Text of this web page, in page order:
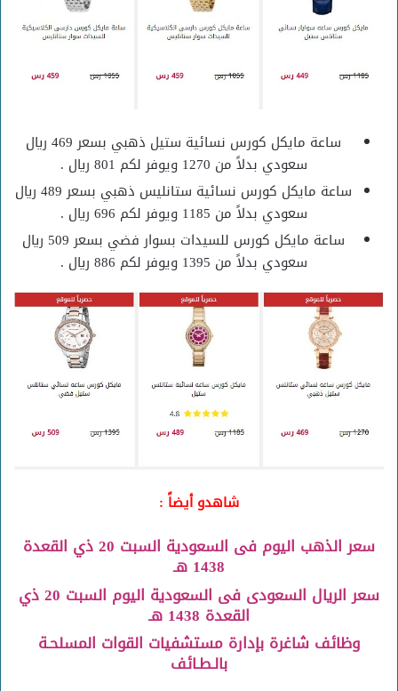
ساعة مايكل كورس نسائية ستيل ذهبي بسعر 469 ريال
سعودي بدلاً من 1270 ويوفر لكم 801 ريال .
ساعة مايكل كورس نسائية ستانليس ذهبي بسعر 489 ريال
سعودي بدلاً من 1185 ويوفر لكم 696 ريال .
ساعة مايكل كورس للسيدات بسوار فضي بسعر 509 ريال
سعودي بدلاً من 1395 ويوفر لكم 886 ريال .
شاهدو أيضاً :
سعر الذهب اليوم فى السعودية السبت 20 ذي القعدة
1438 هـ
سعر الريال السعودى فى السعودية اليوم السبت 20 ذي
القعدة 1438 هـ
وظائف شاغرة بإدارة مستشفيات القوات المسلحـة
بالـطـائف